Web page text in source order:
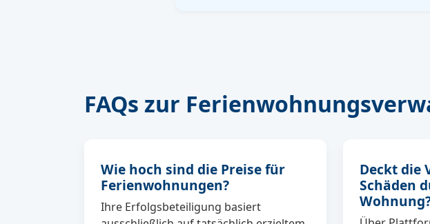
FAQs zur
Wie hoch sind die Preise für
Ferienwohnungen?
Ihre Erfolgsbeteiligung basiert
Deckt die
Schäden